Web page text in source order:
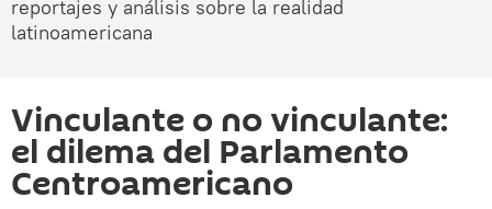
reportajes y análisis sobre la realidad
latinoamericana
Vinculante o no vinculante:
el dilema del Parlamento
Centroamericano